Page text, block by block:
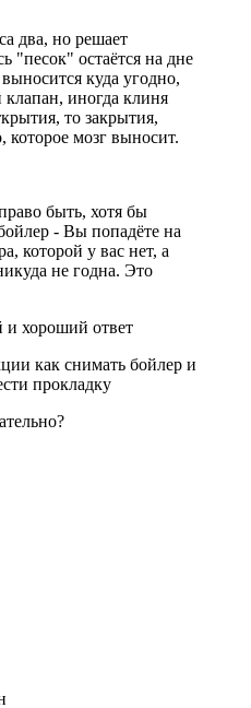
два, но решает
"песок" остаётся на дне
куда угодно,
иногда клиня
то закрытия,
которое мозг выносит.
быть, хотя бы
- Вы попадёте на
которой у вас нет, а
не годна. Это
и хороший ответ
как снимать бойлер и
прокладку